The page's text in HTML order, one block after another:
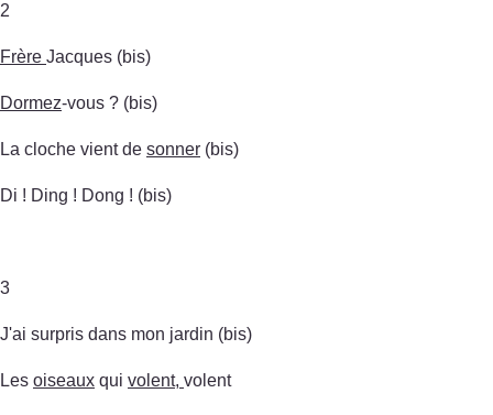
2
Frère Jacques (bis)
Dormez-vous ? (bis)
La cloche vient de sonner (bis)
Di ! Ding ! Dong ! (bis)
3
J'ai surpris dans mon jardin (bis)
Les oiseaux qui volent, volent